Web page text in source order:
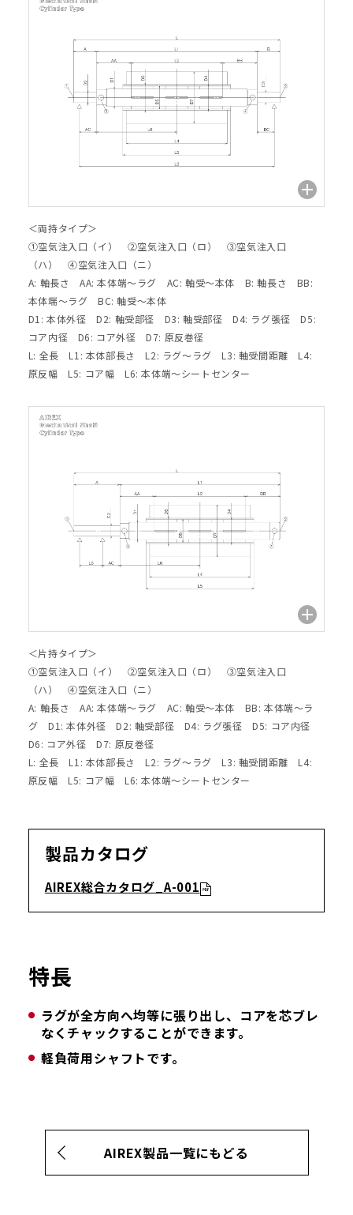
＜両持タイプ＞
①空気注入口（イ） ②空気注入口（ロ） ③空気注入口
（ハ） ④空気注入口（ニ）
A: 軸長さ AA: 本体端～ラグ AC: 軸受～本体 B: 軸長さ BB:
本体端～ラグ BC: 軸受～本体
D1: 本体外径 D2: 軸受部径 D3: 軸受部径 D4: ラグ張径 D5:
コア内径 D6: コア外径 D7: 原反巻径
L: 全長 L1: 本体部長さ L2: ラグ～ラグ L3: 軸受間距離 L4:
原反幅 L5: コア幅 L6: 本体端～シートセンター
＜片持タイプ＞
①空気注入口（イ） ②空気注入口（ロ） ③空気注入口
（ハ） ④空気注入口（ニ）
A: 軸長さ AA: 本体端～ラグ AC: 軸受～本体 BB: 本体端～ラ
グ D1: 本体外径 D2: 軸受部径 D4: ラグ張径 D5: コア内径
D6: コア外径 D7: 原反巻径
L: 全長 L1: 本体部長さ L2: ラグ～ラグ L3: 軸受間距離 L4:
原反幅 L5: コア幅 L6: 本体端～シートセンター
製品カタログ
AIREX総合カタログ_A-001
特長
ラグが全方向へ均等に張り出し、コアを芯ブレ
なくチャックすることができます。
軽負荷用シャフトです。
AIREX製品一覧にもどる